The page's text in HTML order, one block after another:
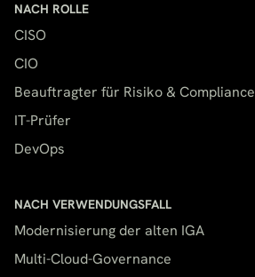
NACH ROLLE
CISO
CIO
Beauftragter für Risiko & Compliance
IT-Prüfer
DevOps
NACH VERWENDUNGSFALL
Modernisierung der alten IGA
Multi-Cloud-Governance